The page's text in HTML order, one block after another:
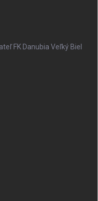
FK Danubia Veľký Biel